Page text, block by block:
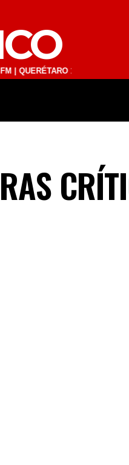
103.1 FM | SAN